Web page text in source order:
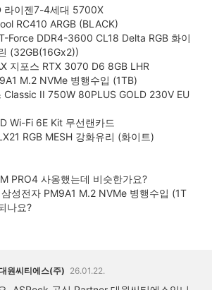
라이젠7-4세대 5700X
RC410 ARGB (BLACK)
Force DDR4-3600 CL18 Delta RGB 화이
(32GB(16Gx2))
지포스 RTX 3070 D6 8GB LHR
M.2 NVMe 병행수입 (1TB)
Classic II 750W 80PLUS GOLD 230V EU
Wi-Fi 6E Kit 무선랜카드
RGB MESH 강화유리 (화이트)
PRO4 사옹했는데 비슷한가요?
성전자 PM9A1 M.2 NVMe 병행수입 (1T
나요?
원씨티에스(주) 26.01.22.